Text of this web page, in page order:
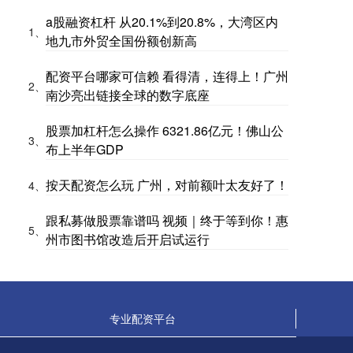
1、
a股融资杠杆 从20.1%到20.8%，大湾区内
地九市外贸全国份额创新高
2、
配资平台哪家可信赖 看得清，连得上！广州
南沙亮出链接全球的数字底座
3、
股票加杠杆怎么操作 6321.86亿元！佛山公
布上半年GDP
4、 按天配资怎么玩 广州，对前额叶太友好了！
5、
跟私募做股票靠谱吗 视频｜终于等到你！惠
州市图书馆改造后开启试运行
专业配资平台